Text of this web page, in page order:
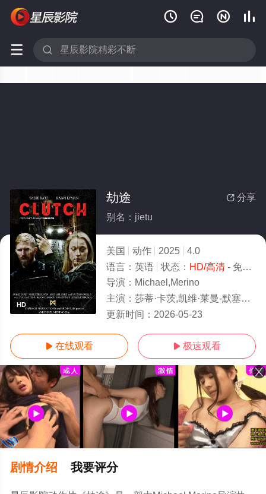
   
 
HD
 分享
劫途
别名：jietu
美国 动作 2025
4.0
语言： 英语 状态： HD/高清- 免费在线观看
导演： Michael,Merino
主演： 莎蒂·卡茨,凯维·莱曼-默塞尤,奥吉·杜克,迈克·弗格森,迈克尔·帕尔,弗农·威尔斯,伊娃·哈密尔顿,兰迪·
更新时间： 2026-05-23
 在线观看  极速观看
剧情介绍 我要评分